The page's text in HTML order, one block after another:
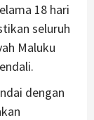
18 hari
seluruh
Maluku
dengan